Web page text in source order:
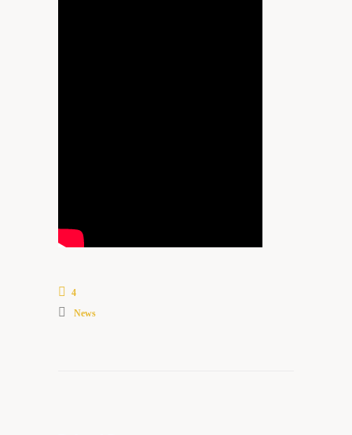
4
News